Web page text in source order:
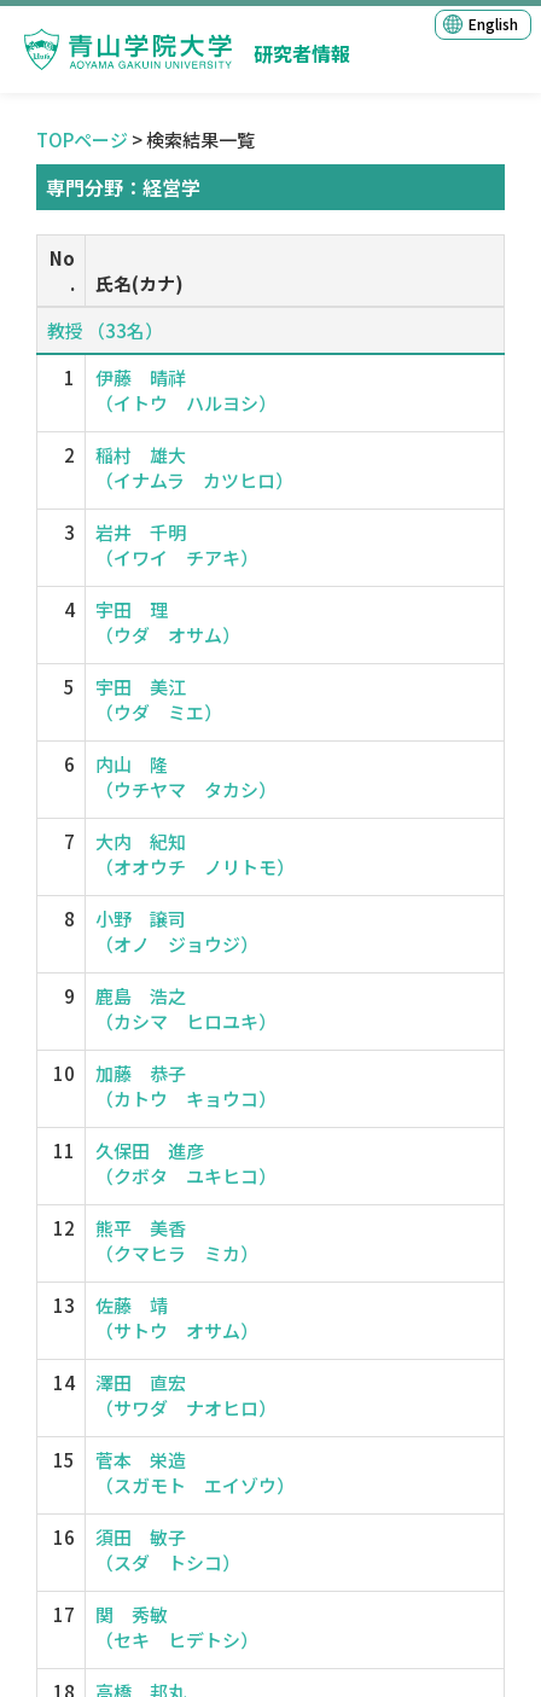
研究者情報
English
TOPページ > 検索結果一覧
専門分野：経営学
No
.
氏名(カナ)
教授 （33名）
1
伊藤 晴祥
（イトウ ハルヨシ）
2
稲村 雄大
（イナムラ カツヒロ）
3
岩井 千明
（イワイ チアキ）
4
宇田 理
（ウダ オサム）
5
宇田 美江
（ウダ ミエ）
6
内山 隆
（ウチヤマ タカシ）
7
大内 紀知
（オオウチ ノリトモ）
8
小野 譲司
（オノ ジョウジ）
9
鹿島 浩之
（カシマ ヒロユキ）
10
加藤 恭子
（カトウ キョウコ）
11
久保田 進彦
（クボタ ユキヒコ）
12
熊平 美香
（クマヒラ ミカ）
13
佐藤 靖
（サトウ オサム）
14
澤田 直宏
（サワダ ナオヒロ）
15
菅本 栄造
（スガモト エイゾウ）
16
須田 敏子
（スダ トシコ）
17
関 秀敏
（セキ ヒデトシ）
18
高橋 邦丸